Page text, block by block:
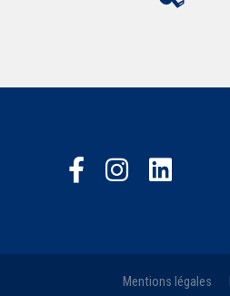
Mentions légales